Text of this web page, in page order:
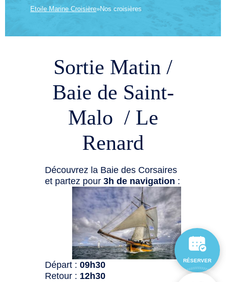
Etoile Marine Croisière»Nos croisières
Sortie Matin /
Baie de Saint-
Malo / Le
Renard
Découvrez la Baie des Corsaires
et partez pour3h de navigation :
Départ :09h30
Retour : 12h30
RÉSERVER